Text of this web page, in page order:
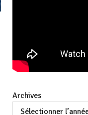
Archives